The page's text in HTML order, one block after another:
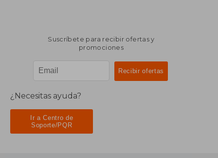
Suscríbete para recibir ofertas y
promociones
¿Necesitas ayuda?
Ir a Centro de
Soporte/PQR